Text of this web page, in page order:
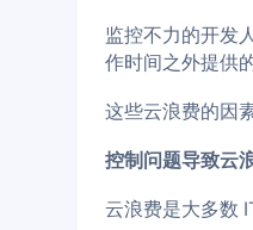
监控不力的开发
作时间之外提供
这些云浪费的因
控制问题导致云
云浪费是大多数